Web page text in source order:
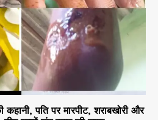
कहानी, पति पर मारपीट, शराबखोरी और